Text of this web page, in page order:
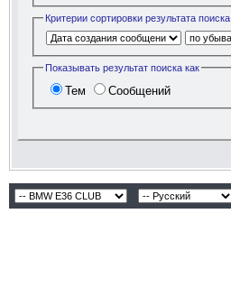
Критерии сортировки результата поиска
Показывать результат поиска как
Тем Сообщений